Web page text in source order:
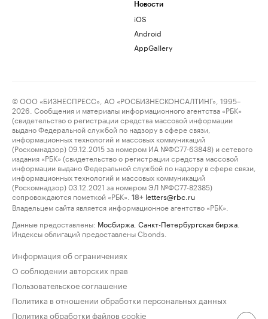
Новости
iOS
Android
AppGallery
© ООО «БИЗНЕСПРЕСС», АО «РОСБИЗНЕСКОНСАЛТИНГ», 1995–
2026. Сообщения и материалы информационного агентства «РБК»
(свидетельство о регистрации средства массовой информации
выдано Федеральной службой по надзору в сфере связи,
информационных технологий и массовых коммуникаций
(Роскомнадзор) 09.12.2015 за номером ИА №ФС77-63848) и сетевого
издания «РБК» (свидетельство о регистрации средства массовой
информации выдано Федеральной службой по надзору в сфере связи,
информационных технологий и массовых коммуникаций
(Роскомнадзор) 03.12.2021 за номером ЭЛ №ФС77-82385)
сопровождаются пометкой «РБК».
18+ letters@rbc.ru
Владельцем сайта является информационное агентство «РБК».
Данные предоставлены: Мосбиржа Санкт-Петербургская биржа
Индексы облигаций предоставлены Cbonds.
Информация об ограничениях
О соблюдении авторских прав
Пользовательское соглашение
Политика в отношении обработки персональных данных
Политика обработки файлов cookie